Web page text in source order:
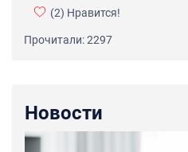
(2) Нравится!
Прочитали: 2297
Новости